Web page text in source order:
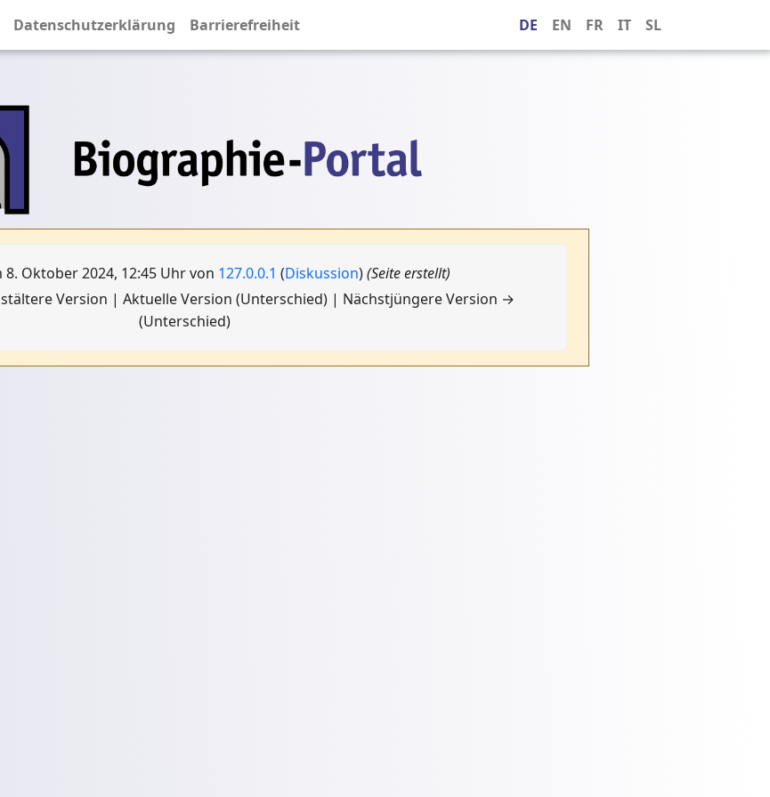
Datenschutzerklärung Barrierefreiheit DE EN FR IT SL
Oktober 2024, 12:45 Uhr von 127.0.0.1 (Diskussion)(Seite erstellt)
Version | Aktuelle Version (Unterschied) | Nächstjüngere Version →
(Unterschied)